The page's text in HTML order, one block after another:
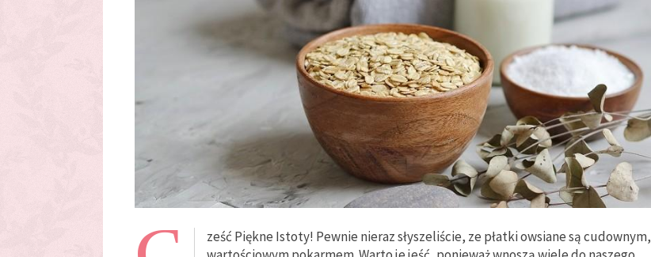
ześć Piękne Istoty! Pewnie nieraz słyszeliście, ze płatki owsiane są cudownym,